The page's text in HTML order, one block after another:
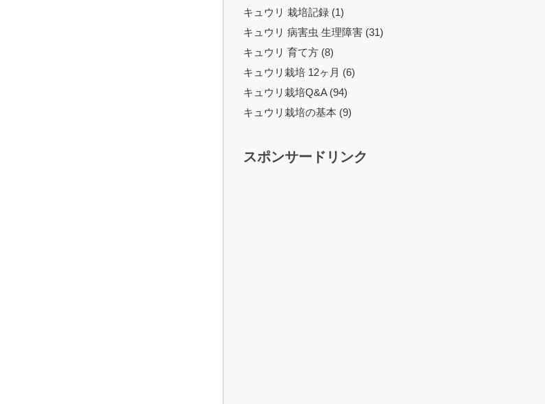
キュウリ 栽培記録 (1)
キュウリ 病害虫 生理障害 (31)
キュウリ 育て方 (8)
キュウリ栽培 12ヶ月 (6)
キュウリ栽培Q&A (94)
キュウリ栽培の基本 (9)
スポンサードリンク